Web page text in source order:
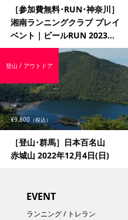
［参加費無料･RUN･神奈川］
湘南ランニングクラブ プレイ
ベント｜ビールRUN 2023...
¥9,800 （税込）
［登山･群馬］日本百名山
赤城山 2022年12月4日(日)
登山 / アウトドア
EVENT
ランニング / トレラン